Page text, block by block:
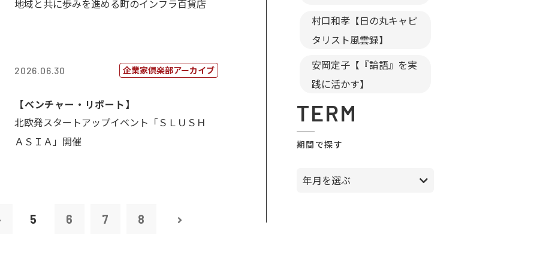
地域と共に歩みを進める町のインフラ百貨店
2026.06.30 企業家倶楽部アーカイブ
【ベンチャー・リポート】
北欧発スタートアップイベント「ＳＬＵＳＨ
ＡＳＩＡ」開催
5 6 7 8
村口和孝【日の丸キャピ
タリスト風雲録】
安岡定子【『論語』を実
践に活かす】
TERM
期間で探す
年月を選ぶ